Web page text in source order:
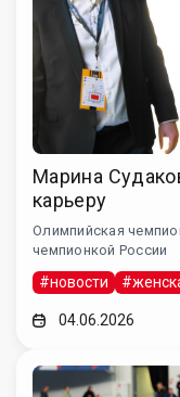
Марина
карьеру
Олимпийская
чемпионкой России
#новости
04.06.2026